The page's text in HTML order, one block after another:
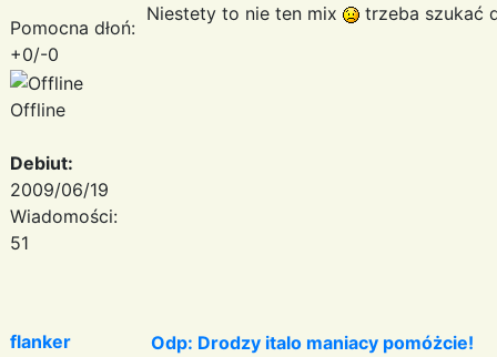
Pomocna dłoń:
+0/-0
Offline
Debiut:
2009/06/19
Wiadomości:
51
Niestety to nie ten mix trzeba szukać
flanker
Odp: Drodzy italo maniacy pomóżcie!